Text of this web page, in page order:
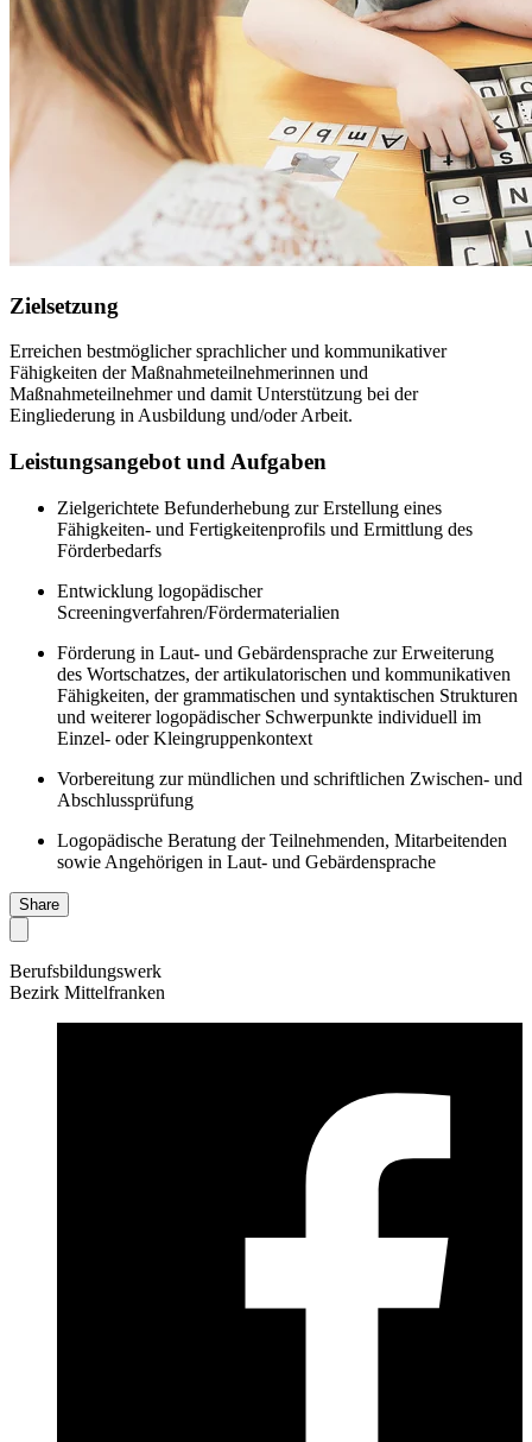
Zielsetzung
Erreichen bestmöglicher sprachlicher und kommunikativer
Fähigkeiten der Maßnahmeteilnehmerinnen und
Maßnahmeteilnehmer und damit Unterstützung bei der
Eingliederung in Ausbildung und/oder Arbeit.
Leistungsangebot und Aufgaben
Zielgerichtete Befunderhebung zur Erstellung eines
Fähigkeiten- und Fertigkeitenprofils und Ermittlung des
Förderbedarfs
Entwicklung logopädischer
Screeningverfahren/Fördermaterialien
Förderung in Laut- und Gebärdensprache zur Erweiterung
des Wortschatzes, der artikulatorischen und kommunikativen
Fähigkeiten, der grammatischen und syntaktischen Strukturen
und weiterer logopädischer Schwerpunkte individuell im
Einzel- oder Kleingruppenkontext
Vorbereitung zur mündlichen und schriftlichen Zwischen- und
Abschlussprüfung
Logopädische Beratung der Teilnehmenden, Mitarbeitenden
sowie Angehörigen in Laut- und Gebärdensprache
Share
Berufsbildungswerk
Bezirk Mittelfranken